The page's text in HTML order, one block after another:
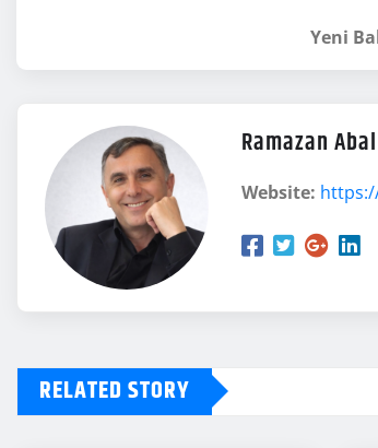
Yeni
Ramazan Abal
Website:
RELATED STORY